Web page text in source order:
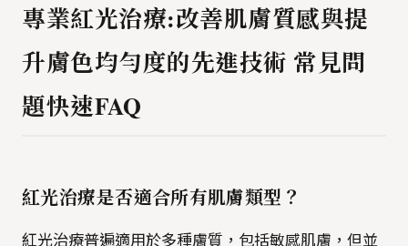
專業紅光治療:改善肌膚質感與提
升膚色均勻度的先進技術 常見問
題快速FAQ
紅光治療是否適合所有肌膚類型？
紅光治療普遍適用於多種膚質，包括敏感肌膚，但並